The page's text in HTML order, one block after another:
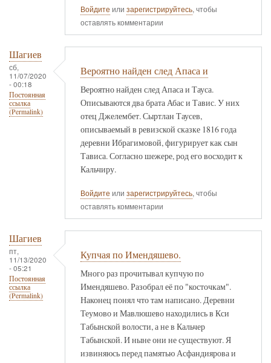
Войдите или зарегистрируйтесь, чтобы
оставлять комментарии
Шагиев
сб,
11/07/2020
- 00:18
Постоянная
ссылка
(Permalink)
Вероятно найден след Апаса и
Вероятно найден след Апаса и Тауса.
Описываются два брата Абас и Тавис. У них
отец Джелембет. Сыртлан Таусев,
описываемый в ревизской сказке 1816 года
деревни Ибрагимовой, фигурирует как сын
Тависа. Согласно шежере, род его восходит к
Кальчиру.
Войдите или зарегистрируйтесь, чтобы
оставлять комментарии
Шагиев
пт,
11/13/2020
- 05:21
Постоянная
ссылка
(Permalink)
Купчая по Имендяшево.
Много раз прочитывал купчую по
Имендяшево. Разобрал её по "косточкам".
Наконец понял что там написано. Деревни
Теумово и Мавлюшево находились в Кси
Табынской волости, а не в Кальчер
Табынской. И ныне они не существуют. Я
извиняюсь перед памятью Асфандиярова и